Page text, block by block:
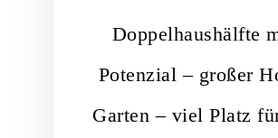
Doppelhaushälfte
Potenzial – großer
Garten – viel Platz